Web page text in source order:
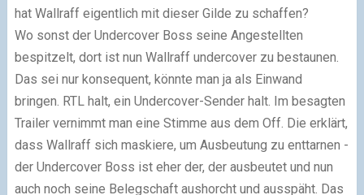
hat Wallraff eigentlich mit dieser Gilde zu schaffen?
Wo sonst der Undercover Boss seine Angestellten
bespitzelt, dort ist nun Wallraff undercover zu bestaunen.
Das sei nur konsequent, könnte man ja als Einwand
bringen. RTL halt, ein Undercover-Sender halt. Im besagten
Trailer vernimmt man eine Stimme aus dem Off. Die erklärt,
dass Wallraff sich maskiere, um Ausbeutung zu enttarnen -
der Undercover Boss ist eher der, der ausbeutet und nun
auch noch seine Belegschaft aushorcht und ausspäht. Das